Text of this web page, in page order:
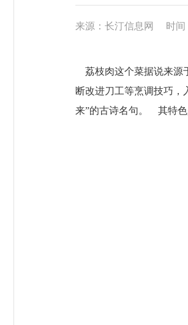
来源：长汀信息网 时间
荔枝肉这个菜据说来源
断改进刀工等烹调技巧，
来”的古诗名句。 其特